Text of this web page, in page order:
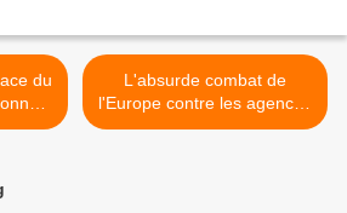
L'absurde combat de
l'Europe contre les agences
de notation >